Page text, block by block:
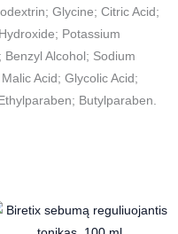
Glycine; Citric Acid;
Potassium
Alcohol; Sodium
Acid; Glycolic Acid;
Butylparaben.